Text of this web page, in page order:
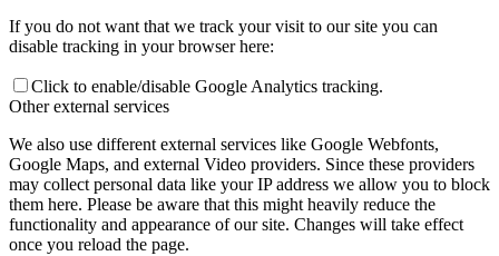
If you do not want that we track your visit to our site you can
disable tracking in your browser here:
Click to enable/disable Google Analytics tracking.
Other external services
We also use different external services like Google Webfonts,
Google Maps, and external Video providers. Since these providers
may collect personal data like your IP address we allow you to block
them here. Please be aware that this might heavily reduce the
functionality and appearance of our site. Changes will take effect
once you reload the page.